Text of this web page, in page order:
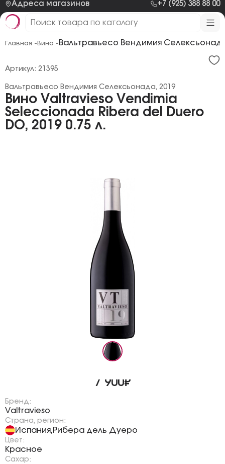
Адреса магазинов +7 (925) 388 88 00
Главная - Вино - Вальтравьесо Вендимия
Вино Valtravieso Vendimia
Seleccionada Ribera del Duero
DO, 2019 0.75 л.
Вальтравьесо Вендимия Селексьонада, 2019
Артикул: 21395
7 900₽
Бренд:
Valtravieso
Страна, регион:
Испания,Рибера дель Дуеро
Цвет:
Красное
Сахар: